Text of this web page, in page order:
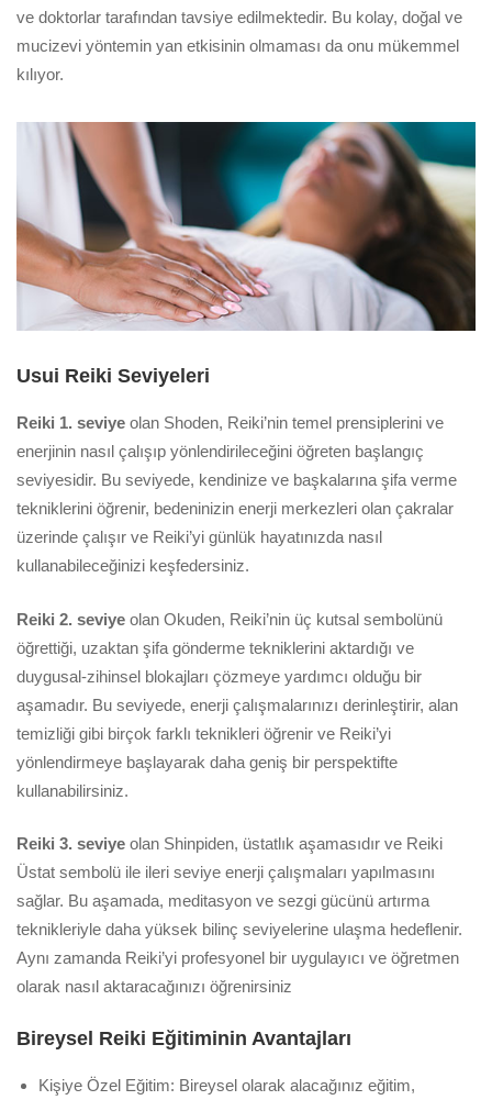
ve doktorlar tarafından tavsiye edilmektedir. Bu kolay, doğal ve
mucizevi yöntemin yan etkisinin olmaması da onu mükemmel
kılıyor.
Usui Reiki Seviyeleri
Reiki 1. seviye olan Shoden, Reiki’nin temel prensiplerini ve
enerjinin nasıl çalışıp yönlendirileceğini öğreten başlangıç
seviyesidir. Bu seviyede, kendinize ve başkalarına şifa verme
tekniklerini öğrenir, bedeninizin enerji merkezleri olan çakralar
üzerinde çalışır ve Reiki’yi günlük hayatınızda nasıl
kullanabileceğinizi keşfedersiniz.
Reiki 2. seviye olan Okuden, Reiki’nin üç kutsal sembolünü
öğrettiği, uzaktan şifa gönderme tekniklerini aktardığı ve
duygusal-zihinsel blokajları çözmeye yardımcı olduğu bir
aşamadır. Bu seviyede, enerji çalışmalarınızı derinleştirir, alan
temizliği gibi birçok farklı teknikleri öğrenir ve Reiki’yi
yönlendirmeye başlayarak daha geniş bir perspektifte
kullanabilirsiniz.
Reiki 3. seviye olan Shinpiden, üstatlık aşamasıdır ve Reiki
Üstat sembolü ile ileri seviye enerji çalışmaları yapılmasını
sağlar. Bu aşamada, meditasyon ve sezgi gücünü artırma
teknikleriyle daha yüksek bilinç seviyelerine ulaşma hedeflenir.
Aynı zamanda Reiki’yi profesyonel bir uygulayıcı ve öğretmen
olarak nasıl aktaracağınızı öğrenirsiniz
Bireysel Reiki Eğitiminin Avantajları
Kişiye Özel Eğitim: Bireysel olarak alacağınız eğitim,